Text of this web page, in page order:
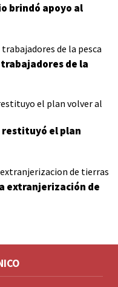
brindó apoyo al
de la
restituyó el plan
extranjerización de